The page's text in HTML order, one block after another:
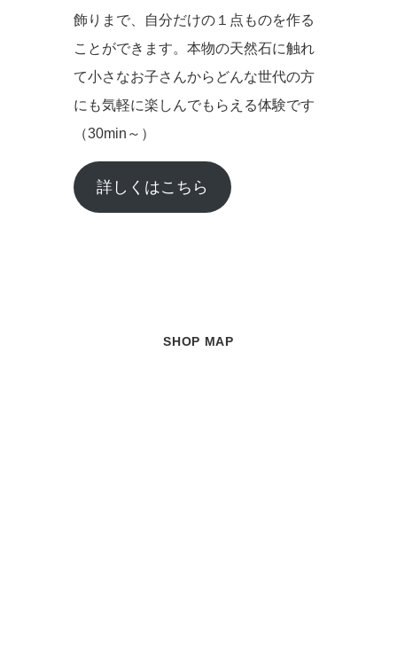
飾りまで、自分だけの１点ものを作る
ことができます。本物の天然石に触れ
て小さなお子さんからどんな世代の方
にも気軽に楽しんでもらえる体験です
（30min～）
詳しくはこちら
SHOP MAP